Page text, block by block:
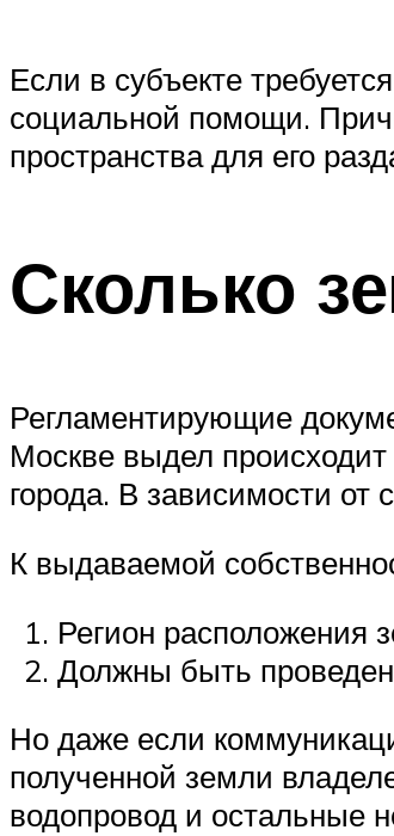
Если в субъекте
социальной помощи.
пространства для его
Сколько
Регламентирующие
Москве выдел
города. В зависимости от
К выдаваемой
Регион расположения
Должны быть
Но даже если
полученной земли
водопровод и остальные